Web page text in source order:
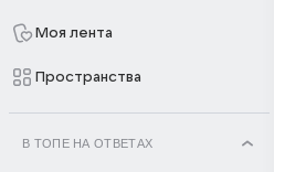
Моя лента
Пространства
В ТОПЕ НА ОТВЕТАХ